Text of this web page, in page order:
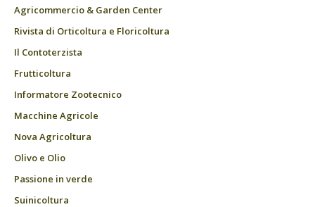
Agricommercio & Garden Center
Rivista di Orticoltura e Floricoltura
Il Contoterzista
Frutticoltura
Informatore Zootecnico
Macchine Agricole
Nova Agricoltura
Olivo e Olio
Passione in verde
Suinicoltura